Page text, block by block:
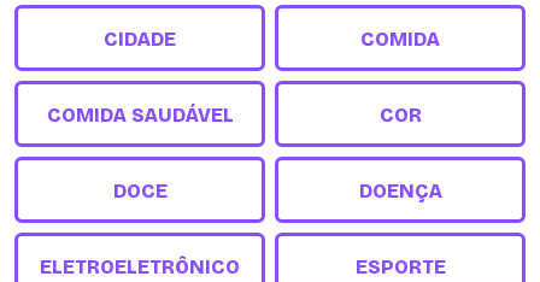
CIDADE COMIDA
COMIDA SAUDÁVEL COR
DOCE DOENÇA
ELETROELETRÔNICO ESPORTE